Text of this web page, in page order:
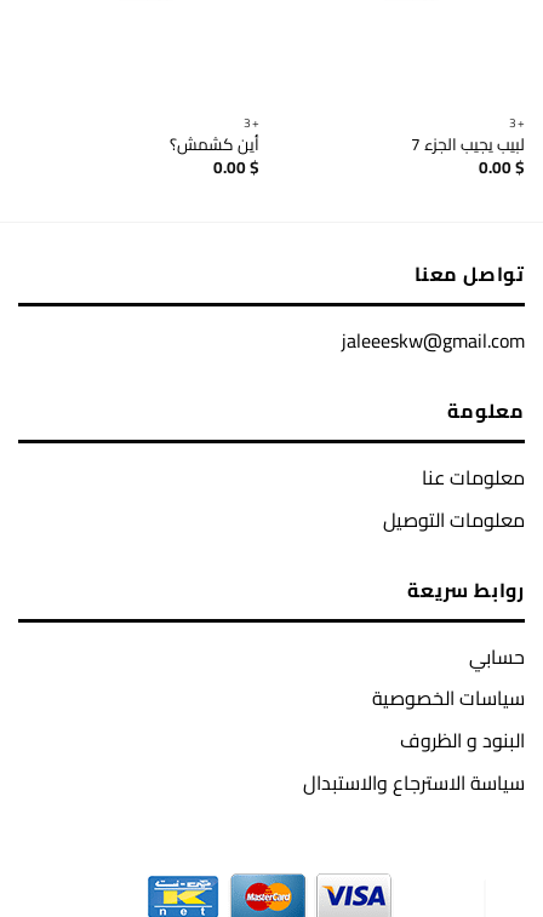
+3
لبيب يجيب الجزء 7
0.00$
+3
أين كشمش؟
0.00$
تواصل معنا
jaleeeskw@gmail.com
معلومة
معلومات عنا
معلومات التوصيل
روابط سريعة
حسابي
سياسات الخصوصية
البنود و الظروف
سياسة الاسترجاع والاستبدال